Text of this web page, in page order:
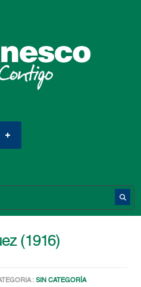
(1916)
:SIN CATEGORÍA